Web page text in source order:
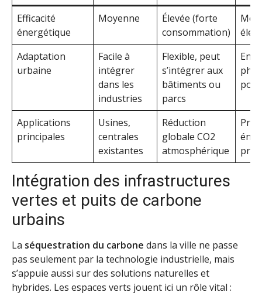
Efficacité
énergétique
Moyenne
Élevée (forte
consommation)
Adaptation
urbaine
Facile à
intégrer
dans les
industries
Flexible, peut
s’intégrer aux
bâtiments ou
parcs
Applications
principales
Usines,
centrales
existantes
Réduction
globale CO2
atmosphérique
Intégration des infrastructures
vertes et puits de carbone
urbains
La séquestration du carbone dans la ville ne passe
pas seulement par la technologie industrielle, mais
s’appuie aussi sur des solutions naturelles et
hybrides. Les espaces verts jouent ici un rôle vital :